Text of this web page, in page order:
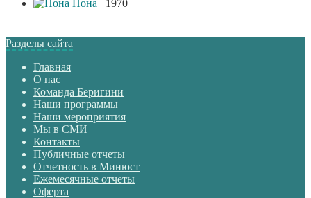
Пона
1970
Разделы сайта
Главная
О нас
Команда Беригини
Наши программы
Наши мероприятия
Мы в СМИ
Контакты
Публичные отчеты
Отчетность в Минюст
Ежемесячные отчеты
Оферта